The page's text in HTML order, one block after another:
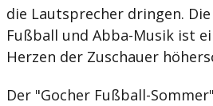
die Lautsprecher dringen.
Fußball und Abba-Musik ist
Herzen der Zuschauer
Der "Gocher Fußball-